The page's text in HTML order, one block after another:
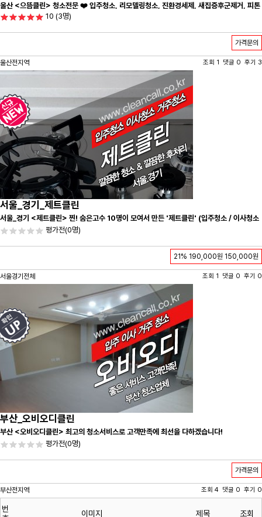
울산 <으뜸클린> 청소전문 ❤️ 입주청소, 리모델링청소, 진환경세제, 새집증후군제거, 피톤
치드시공 전문 청소 업체 ❤️
10 (3명)
가격문의
울산전지역 조회 1 댓글 0 후기 3
서울_경기_제트클린
서울_경기 <제트클린> 찐! 숨은고수 10명이 모여서 만든 '제트클린' (입주청소 / 이사청소
/ 줄눈시공) 항상 꼼꼼하게 친절하게 응대하겠습니다^-^
평가전(0명)
21% 190,000원 150,000원
서울경기전체 조회 1 댓글 0 후기 0
부산_오비오디클린
부산 <오비오디클린> 최고의 청소서비스로 고객만족에 최선을 다하겠습니다!
평가전(0명)
가격문의
부산전지역 조회 4 댓글 0 후기 0
번
이미지 제목 조회